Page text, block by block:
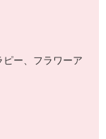
ー、フラワーア